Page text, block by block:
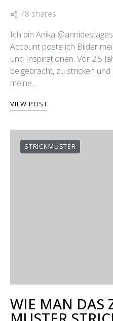
78 shares
Ich bin Anika
Account poste ich Bilder
und Inspirationen. Vor 2,5
beigebracht, zu stricken
meine…
VIEW POST
STRICKMUSTER
WIE MAN DAS